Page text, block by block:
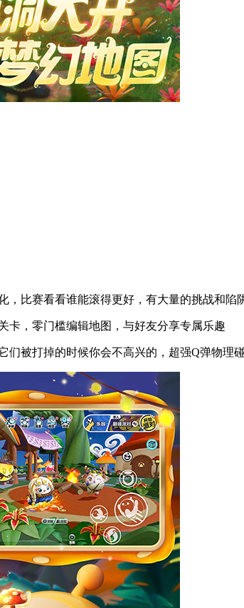
，比赛看看谁能滚得更好，有大量的挑战和陷
卡，零门槛编辑地图，与好友分享专属乐趣
们被打掉的时候你会不高兴的，超强Q弹物理